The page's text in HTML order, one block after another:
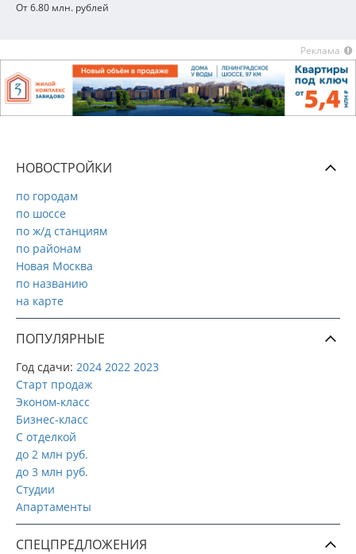
От 6.80 млн. рублей
Реклама
НОВОСТРОЙКИ
по городам
по шоссе
по ж/д станциям
по районам
Новая Москва
по названию
на карте
ПОПУЛЯРНЫЕ
Год сдачи: 2024 2022 2023
Старт продаж
Эконом-класс
Бизнес-класс
С отделкой
до 2 млн руб.
до 3 млн руб.
Студии
Апартаменты
СПЕЦПРЕДЛОЖЕНИЯ